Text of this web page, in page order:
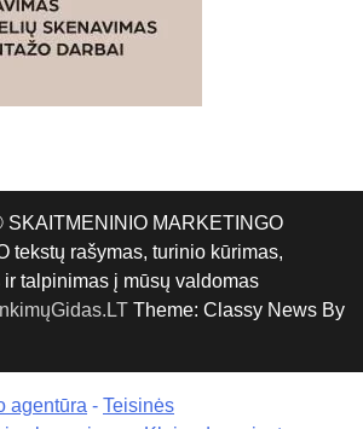
SKAITMENINIO MARKETINGO
tekstų rašymas, turinio kūrimas,
talpinimas į mūsų valdomas
Theme: Classy News By
agentūra - Teisinės